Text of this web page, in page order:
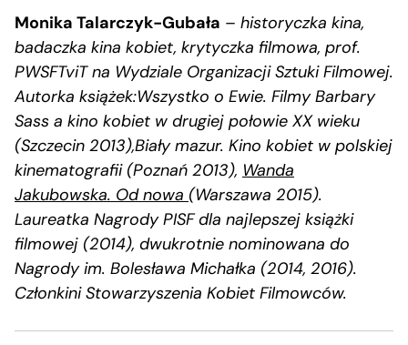
Monika Talarczyk-Gubała – historyczka kina,
badaczka kina kobiet, krytyczka filmowa, prof.
PWSFTviT na Wydziale Organizacji Sztuki Filmowej.
Autorka książek:Wszystko o Ewie. Filmy Barbary
Sass a kino kobiet w drugiej połowie XX wieku
(Szczecin 2013),Biały mazur. Kino kobiet w polskiej
kinematografii (Poznań 2013), Wanda
Jakubowska. Od nowa (Warszawa 2015).
Laureatka Nagrody PISF dla najlepszej książki
filmowej (2014), dwukrotnie nominowana do
Nagrody im. Bolesława Michałka (2014, 2016).
Członkini Stowarzyszenia Kobiet Filmowców.